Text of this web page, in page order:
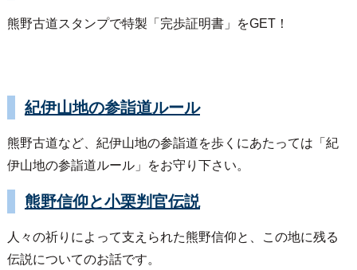
熊野古道スタンプで特製「完歩証明書」をGET！
紀伊山地の参詣道ルール
熊野古道など、紀伊山地の参詣道を歩くにあたっては「紀
伊山地の参詣道ルール」をお守り下さい。
熊野信仰と小栗判官伝説
人々の祈りによって支えられた熊野信仰と、この地に残る
伝説についてのお話です。